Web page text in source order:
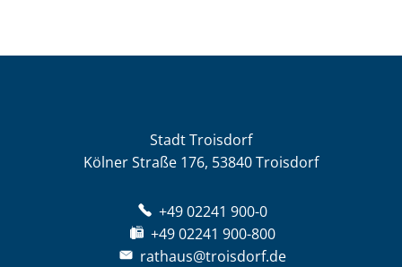
Stadt Troisdorf
Kölner Straße 176, 53840 Troisdorf
+49 02241 900-0
+49 02241 900-800
rathaus@troisdorf.de